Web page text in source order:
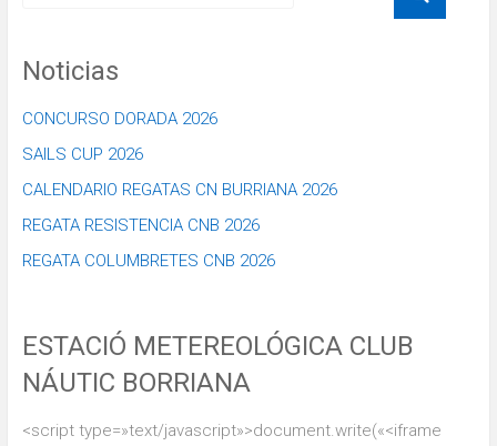
Noticias
CONCURSO DORADA 2026
SAILS CUP 2026
CALENDARIO REGATAS CN BURRIANA 2026
REGATA RESISTENCIA CNB 2026
REGATA COLUMBRETES CNB 2026
ESTACIÓ METEREOLÓGICA CLUB
NÁUTIC BORRIANA
<script type=»text/javascript»>document.write(«<iframe